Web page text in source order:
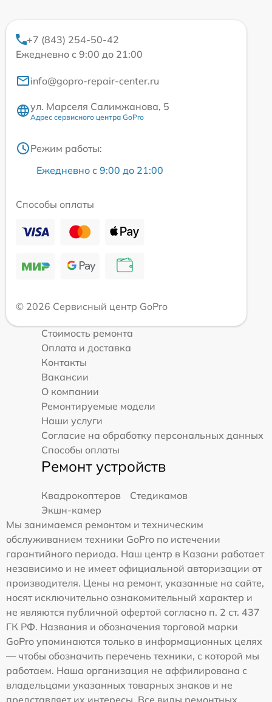
+7 (843) 254-50-42
Ежедневно с 9:00 до 21:00
info@gopro-repair-center.ru
ул. Марселя Салимжанова, 5
Адрес сервисного центра GoPro
Режим работы:
Ежедневно с 9:00 до 21:00
Способы оплаты
© 2026 Сервисный центр GoPro
Стоимость ремонта
Оплата и доставка
Контакты
Вакансии
О компании
Ремонтируемые модели
Наши услуги
Согласие на обработку персональных данных
Способы оплаты
Ремонт устройств
Квадрокоптеров
Стедикамов
Экшн-камер
Мы занимаемся ремонтом и техническим
обслуживанием техники GoPro по истечении
гарантийного периода. Наш центр в Казани работает
независимо и не имеет официальной авторизации от
производителя. Цены на ремонт, указанные на сайте,
носят исключительно ознакомительный характер и
не являются публичной офертой согласно п. 2 ст. 437
ГК РФ. Названия и обозначения торговой марки
GoPro упоминаются только в информационных целях
— чтобы обозначить перечень техники, с которой мы
работаем. Наша организация не аффилирована с
владельцами указанных товарных знаков и не
представляет их интересы. Все виды ремонтных